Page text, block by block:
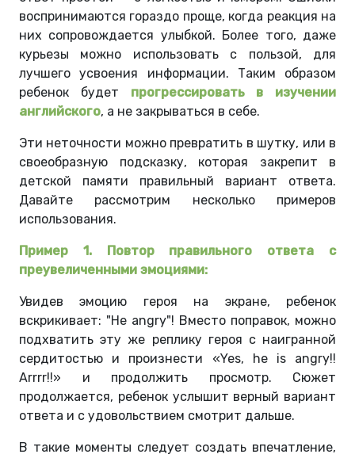
воспринимаются гораздо проще, когда реакция на
них сопровождается улыбкой. Более того, даже
курьезы можно использовать с пользой, для
лучшего усвоения информации. Таким образом
ребенок будет прогрессировать в изучении
английского, а не закрываться в себе.
Эти неточности можно превратить в шутку, или в
своеобразную подсказку, которая закрепит в
детской памяти правильный вариант ответа.
Давайте рассмотрим несколько примеров
использования.
Пример 1. Повтор правильного ответа с
преувеличенными эмоциями:
Увидев эмоцию героя на экране, ребенок
вскрикивает: "He angry"! Вместо поправок, можно
подхватить эту же реплику героя с наигранной
сердитостью и произнести «Yes, he is angry!!
Arrrr!!» и продолжить просмотр. Сюжет
продолжается, ребенок услышит верный вариант
ответа и с удовольствием смотрит дальше.
В такие моменты следует создать впечатление,